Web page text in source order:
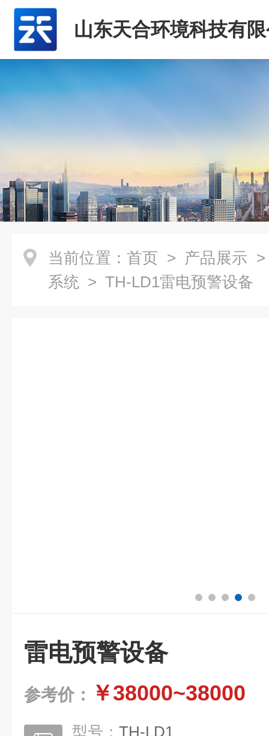
山东天合环境科技有
当前位置： 首页 > 产品展示
系统 > TH-LD1雷电预警设备
雷电预警设备
参考价： ￥38000~38000
型号： TH-LD1